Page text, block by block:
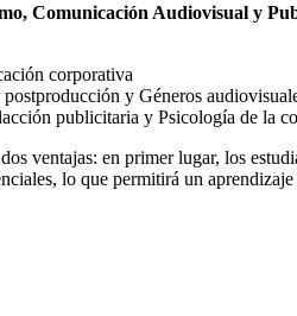
Comunicación Audiovisual y
corporativa
y Géneros
publicitaria y Psicología de la
ventajas: en primer lugar, los
lo que permitirá un